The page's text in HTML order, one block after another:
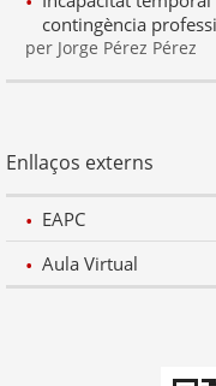
contingència
per Jorge Pérez Pérez
Enllaços externs
EAPC
Aula Virtual